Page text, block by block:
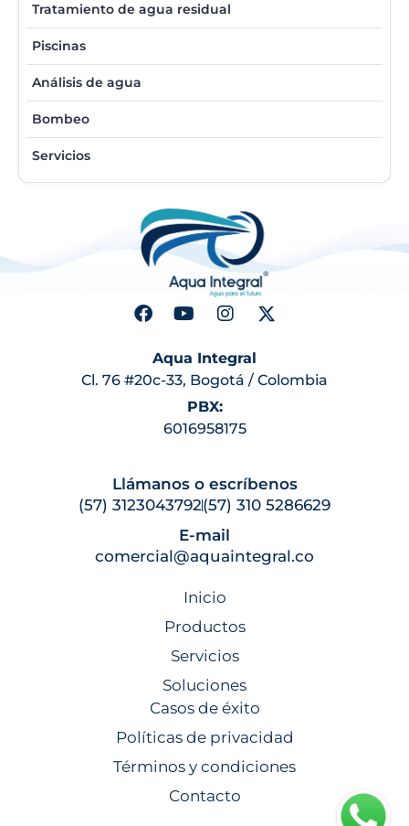
Tratamiento de agua residual
Piscinas
Análisis de agua
Bombeo
Servicios
Aqua Integral
Cl. 76 #20c-33, Bogotá / Colombia
PBX:
6016958175
Llámanos o escríbenos
(57) 3123043792(57) 310 5286629
E-mail
comercial@aquaintegral.co
Inicio
Productos
Servicios
Soluciones
Casos de éxito
Políticas de privacidad
Términos y condiciones
Contacto